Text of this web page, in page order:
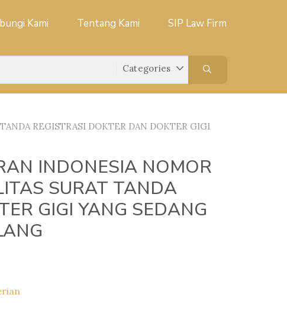
Kami Tentang Kami SIP Law Firm
REGISTRASI DOKTER DAN DOKTER GIGI
INDONESIA NOMOR
SURAT TANDA
GIGI YANG SEDANG